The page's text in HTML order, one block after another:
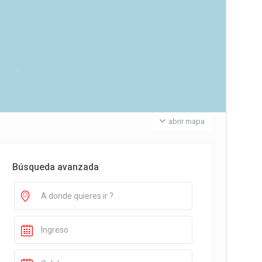
abrir mapa
Búsqueda avanzada